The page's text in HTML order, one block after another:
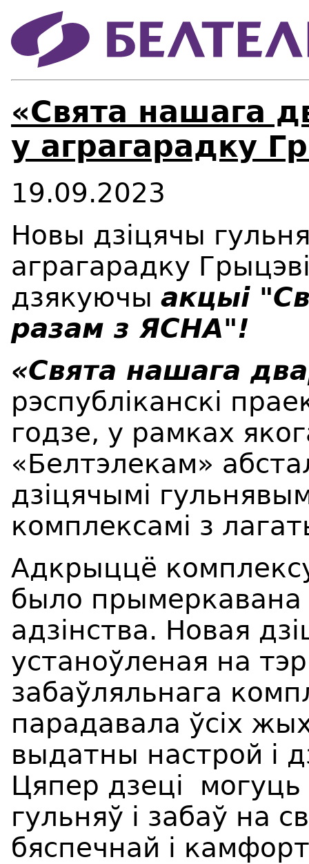
«Свята нашага
у аграгарадку
19.09.2023
Новы дзіцячы
аграгарадку
дзякуючы акцыі
разам з ЯСНА"!
«Свята нашага
рэспубліканскі
годзе, у рамках
«Белтэлекам»
дзіцячымі
комплексамі з
Адкрыццё
было
адзінства. Новая
устаноўленая на
забаўляльнага
парадавала ўсіх
выдатны настрой і
Цяпер дзеці
гульняў і забаў на
бяспечнай і